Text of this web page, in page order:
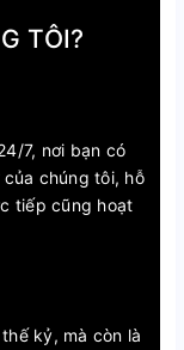
TÔI?
7, nơi bạn có
chúng tôi, hỗ
tiếp cũng hoạt
kỷ, mà còn là